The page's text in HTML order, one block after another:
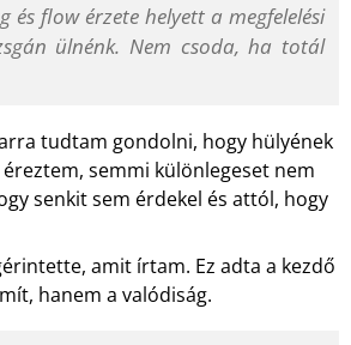
flow érzete helyett a megfelelési
ülnénk. Nem csoda, ha totál
tudtam gondolni, hogy hülyének
semmi különlegeset nem
senkit sem érdekel és attól, hogy
amit írtam. Ez adta a kezdő
hanem a valódiság.